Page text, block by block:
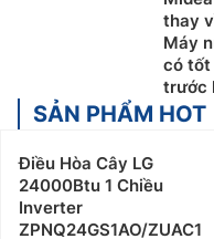
thay
Máy
có tốt
trước
SẢN PHẨM HOT
Điều Hòa Cây LG
24000Btu 1 Chiều
Inverter
ZPNQ24GS1AO/ZUAC1